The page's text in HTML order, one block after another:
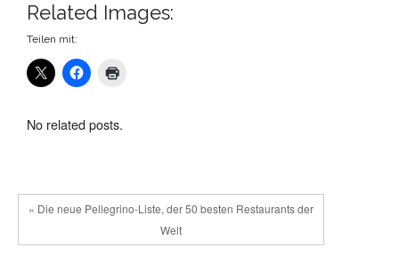
Related Images:
Teilen mit:
No related posts.
« Die neue Pellegrino-Liste, der 50 besten Restaurants der
Welt